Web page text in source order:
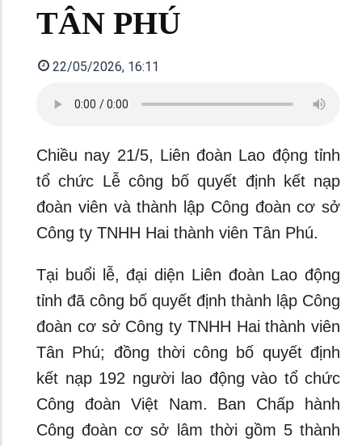
TÂN PHÚ
22/05/2026, 16:11
Chiều nay 21/5, Liên đoàn Lao động tỉnh
tổ chức Lễ công bố quyết định kết nạp
đoàn viên và thành lập Công đoàn cơ sở
Công ty TNHH Hai thành viên Tân Phú.
Tại buổi lễ, đại diện Liên đoàn Lao động
tỉnh đã công bố quyết định thành lập Công
đoàn cơ sở Công ty TNHH Hai thành viên
Tân Phú; đồng thời công bố quyết định
kết nạp 192 người lao động vào tổ chức
Công đoàn Việt Nam. Ban Chấp hành
Công đoàn cơ sở lâm thời gồm 5 thành